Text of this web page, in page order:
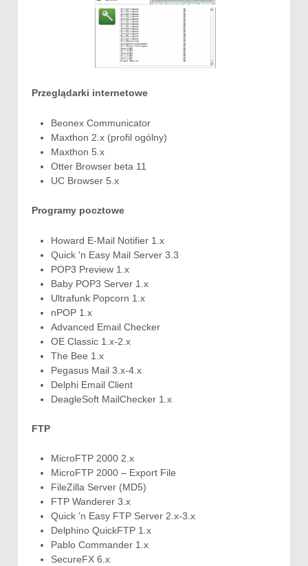
Przeglądarki internetowe
Beonex Communicator
Maxthon 2.x (profil ogólny)
Maxthon 5.x
Otter Browser beta 11
UC Browser 5.x
Programy pocztowe
Howard E-Mail Notifier 1.x
Quick 'n Easy Mail Server 3.3
POP3 Preview 1.x
Baby POP3 Server 1.x
Ultrafunk Popcorn 1.x
nPOP 1.x
Advanced Email Checker
OE Classic 1.x-2.x
The Bee 1.x
Pegasus Mail 3.x-4.x
Delphi Email Client
DeagleSoft MailChecker 1.x
FTP
MicroFTP 2000 2.x
MicroFTP 2000 – Export File
FileZilla Server (MD5)
FTP Wanderer 3.x
Quick 'n Easy FTP Server 2.x-3.x
Delphino QuickFTP 1.x
Pablo Commander 1.x
SecureFX 6.x